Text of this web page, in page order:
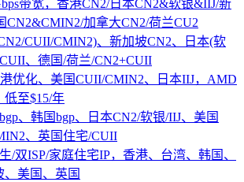
带宽，香港CN2/日本CN2&软银&IIJ/新
CN2&CMIN2/加拿大CN2/荷兰CU2
CUII/CMIN2)、新加坡CN2、日本(软
、德国/荷兰/CN2+CUII
优化、美国CUII/CMIN2、日本IIJ，AMD
低至$15/年
、韩国bgp、日本CN2/软银/IIJ、美国
、英国住宅/CUII
/双ISP/家庭住宅IP，香港、台湾、韩国、
、美国、英国